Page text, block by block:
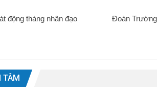
động tháng nhân đạo
Đoàn
TÂM